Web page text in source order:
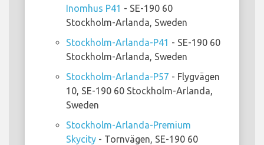
Inomhus P41 - SE-190 60
Stockholm-Arlanda, Sweden
Stockholm-Arlanda-P41 - SE-190 60
Stockholm-Arlanda, Sweden
Stockholm-Arlanda-P57 - Flygvägen
10, SE-190 60 Stockholm-Arlanda,
Sweden
Stockholm-Arlanda-Premium
Skycity - Tornvägen, SE-190 60